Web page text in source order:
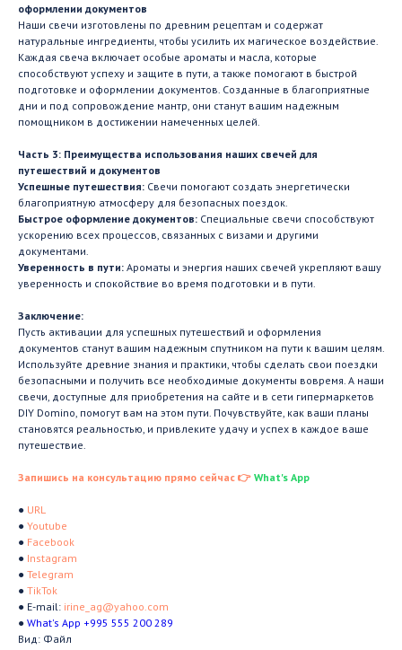
оформлении документов
Наши свечи изготовлены по древним рецептам и содержат
натуральные ингредиенты, чтобы усилить их магическое воздействие.
Каждая свеча включает особые ароматы и масла, которые
способствуют успеху и защите в пути, а также помогают в быстрой
подготовке и оформлении документов. Созданные в благоприятные
дни и под сопровождение мантр, они станут вашим надежным
помощником в достижении намеченных целей.
Часть 3: Преимущества использования наших свечей для
путешествий и документов
Успешные путешествия: Свечи помогают создать энергетически
благоприятную атмосферу для безопасных поездок.
Быстрое оформление документов: Специальные свечи способствуют
ускорению всех процессов, связанных с визами и другими
документами.
Уверенность в пути: Ароматы и энергия наших свечей укрепляют вашу
уверенность и спокойствие во время подготовки и в пути.
Заключение:
Пусть активации для успешных путешествий и оформления
документов станут вашим надежным спутником на пути к вашим целям.
Используйте древние знания и практики, чтобы сделать свои поездки
безопасными и получить все необходимые документы вовремя. А наши
свечи, доступные для приобретения на сайте и в сети гипермаркетов
DIY Domino, помогут вам на этом пути. Почувствуйте, как ваши планы
становятся реальностью, и привлеките удачу и успех в каждое ваше
путешествие.
Запишись на консультацию прямо сейчас 👉 What's App
● URL
● Youtube
● Facebook
● Instagram
● Telegram
● TikTok
● E-mail: irine_ag@yahoo.com
● What's App +995 555 200 289
Вид: Файл